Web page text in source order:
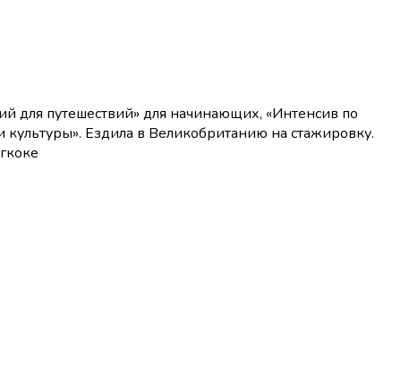
для путешествий» для начинающих, «Интенсив по
Ездила в Великобританию на стажировку.